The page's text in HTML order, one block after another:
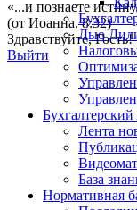
«...и познаете
(от Иоанна, 8:32)
Здравствуйте,Гость!
Выйти
Дью
Лента
База
Нормативная